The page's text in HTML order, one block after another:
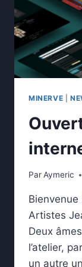
MINERVE
ParAymeric
Artistes
Deux
l’atelier,
un autre